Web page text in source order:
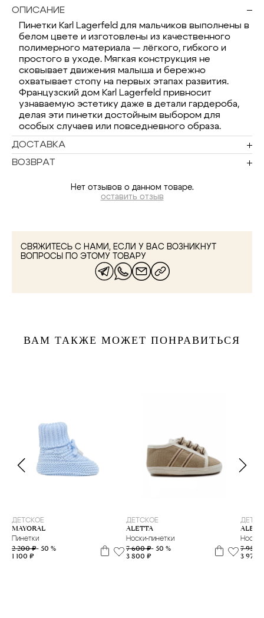
ОПИСАНИЕ
Пинетки Karl Lagerfeld для мальчиков выполнены в
белом цвете и изготовлены из качественного
полимерного материала — лёгкого, гибкого и
простого в уходе. Мягкая конструкция не
сковывает движения малыша и бережно
охватывает стопу на первых этапах развития.
Французский дом Karl Lagerfeld привносит
узнаваемую эстетику даже в детали гардероба,
делая эти пинетки достойным выбором для
особых случаев или повседневного образа.
ДОСТАВКА
ВОЗВРАТ
Нет отзывов о данном товаре.
оставить отзыв
СВЯЖИТЕСЬ С НАМИ, ЕСЛИ У ВАС ВОЗНИКНУТ
ВОПРОСЫ ПО ЭТОМУ ТОВАРУ
ВАМ ТАКЖЕ МОЖЕТ ПОНРАВИТЬСЯ
ДЕТСКОЕ
MAYORAL
Пинетки
2 200 ₽- 50 %
1 100 ₽
ДЕТСКОЕ
ALETTA
Носки-пинетки
7 600 ₽- 50 %
3 800 ₽
Носки
7 950 ₽
3 975 ₽